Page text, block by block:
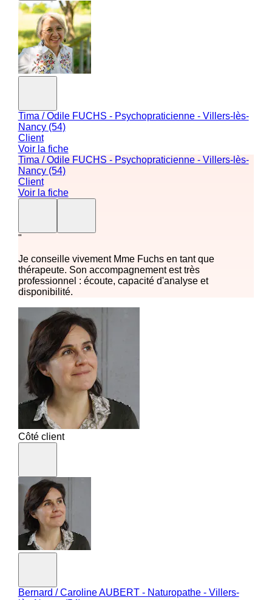
Tima / Odile FUCHS - Psychopraticienne - Villers-lès-
Nancy (54)
Client
Voir la fiche
Tima / Odile FUCHS - Psychopraticienne - Villers-lès-
Nancy (54)
Client
Voir la fiche
"
Je conseille vivement Mme Fuchs en tant que
thérapeute. Son accompagnement est très
professionnel : écoute, capacité d'analyse et
disponibilité.
Côté client
Bernard / Caroline AUBERT - Naturopathe - Villers-